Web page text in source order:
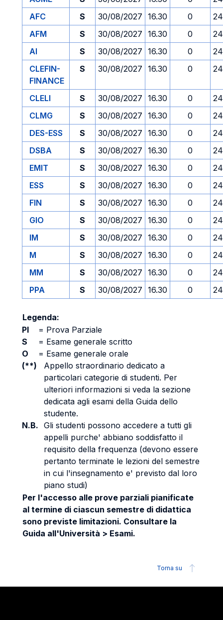
AFC
S 30/08/2027 16.30 0
AFM
S 30/08/2027 16.30 0
AI
S 30/08/2027 16.30 0
CLEFIN-
FINANCE
S 30/08/2027 16.30 0
CLELI S 30/08/2027 16.30 0
CLMG
S 30/08/2027 16.30 0
DES-ESS
S 30/08/2027 16.30 0
DSBA
S 30/08/2027 16.30 0
EMIT
S 30/08/2027 16.30 0
ESS
S 30/08/2027 16.30 0
FIN
S 30/08/2027 16.30 0
GIO
S 30/08/2027 16.30 0
IM
S 30/08/2027 16.30 0
M
S 30/08/2027 16.30 0
MM
S 30/08/2027 16.30 0
PPA
S 30/08/2027 16.30 0
Legenda:
PI
= Prova Parziale
S
= Esame generale scritto
O
= Esame generale orale
(**)
Appello straordinario dedicato a
particolari categorie di studenti. Per
ulteriori informazioni si veda la sezione
dedicata agli esami della Guida dello
studente.
N.B. Gli studenti possono accedere a tutti gli
appelli purche' abbiano soddisfatto il
requisito della frequenza (devono essere
pertanto terminate le lezioni del semestre
in cui l'insegnamento e' previsto dal loro
piano studi)
Per l'accesso alle prove parziali pianificate
al termine di ciascun semestre di didattica
sono previste limitazioni. Consultare la
Guida all'Università > Esami.
Torna su